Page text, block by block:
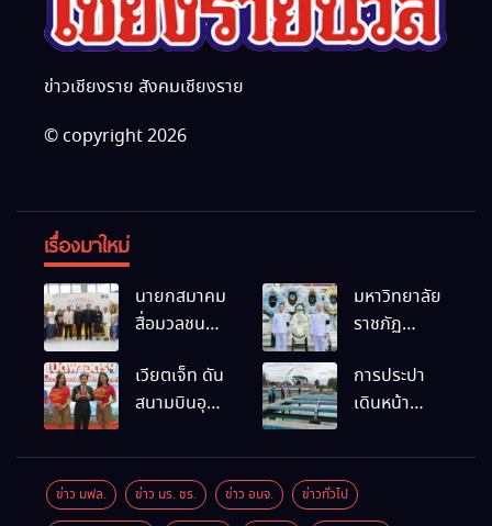
ข่าวเชียงราย สังคมเชียงราย
© copyright 2026
เรื่องมาใหม่
นายกสมาคม
สื่อมวลชน
ประชาสัมพันธ์
เชียงราย
กิจกรรมที่
สำนักงาน
การท่องเที่ยว
มหาวิทยาลัย
ราชภัฏ
ร่วมเป็นเจ้า
ภาพพิธี
พร้อมน้อม
สำนึกในพระ
มหากรุณาธิคุณ
เวียตเจ็ท ดัน
สนามบินอุ
เชื่อมต่อเส้น
ทางนานาชาติ
การประปา
เดินหน้า
แห่งใหม่
ข่าว มฟล. ข่าว มร. ชร. ข่าว อบจ. ข่าวทั่วไป